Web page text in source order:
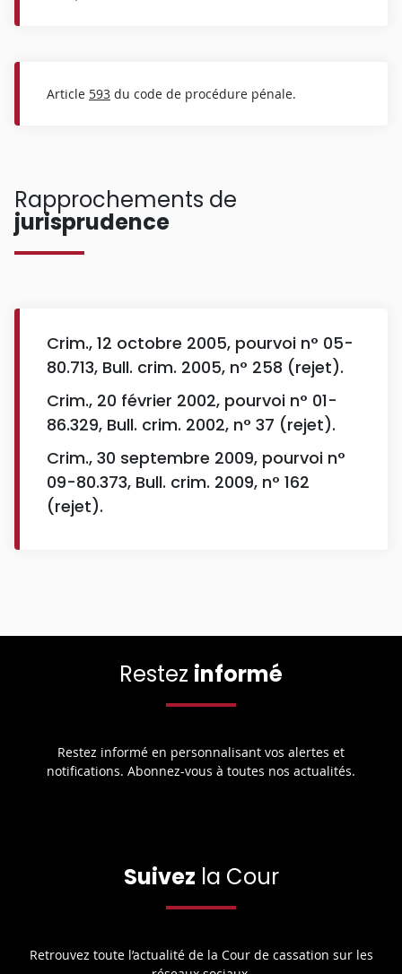
Article 593 du code de procédure pénale.
Rapprochements de
jurisprudence
Crim., 12 octobre 2005, pourvoi n° 05-
80.713, Bull. crim. 2005, n° 258 (rejet).
Crim., 20 février 2002, pourvoi n° 01-
86.329, Bull. crim. 2002, n° 37 (rejet).
Crim., 30 septembre 2009, pourvoi n°
09-80.373, Bull. crim. 2009, n° 162
(rejet).
Restez informé
Restez informé en personnalisant vos alertes et
notifications. Abonnez-vous à toutes nos actualités.
Suivez la Cour
Retrouvez toute l’actualité de la Cour de cassation sur les